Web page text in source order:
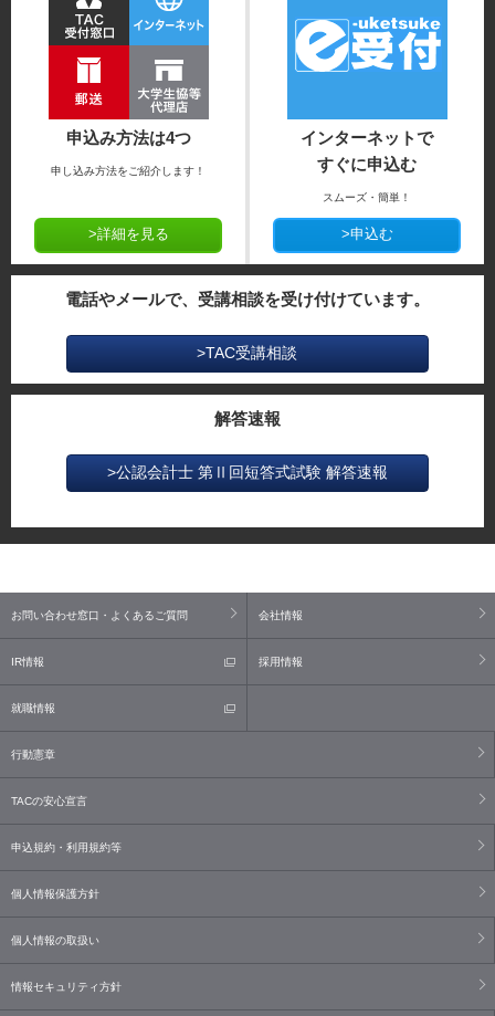
申込み方法は4つ
申し込み方法をご紹介します！
>詳細を見る
インターネットで
すぐに申込む
スムーズ・簡単！
>申込む
電話やメールで、受講相談を受け付けています。
>TAC受講相談
解答速報
>公認会計士 第Ⅱ回短答式試験 解答速報
お問い合わせ窓口・よくあるご質問 会社情報
IR情報 採用情報
就職情報
行動憲章
TACの安心宣言
申込規約・利用規約等
個人情報保護方針
個人情報の取扱い
情報セキュリティ方針